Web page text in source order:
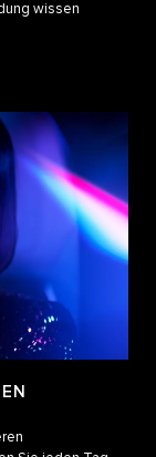
wissen